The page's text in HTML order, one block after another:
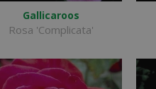
Gallicaroos
Rosa 'Complicata'